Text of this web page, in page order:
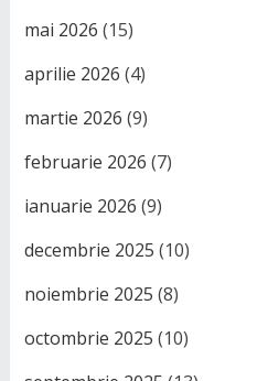
mai 2026 (15)
aprilie 2026 (4)
martie 2026 (9)
februarie 2026 (7)
ianuarie 2026 (9)
decembrie 2025 (10)
noiembrie 2025 (8)
octombrie 2025 (10)